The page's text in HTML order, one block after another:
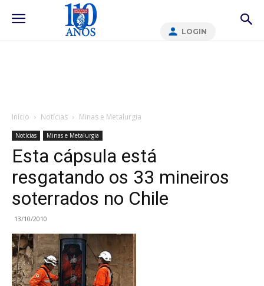
LOGIN
Início Notícias Minas e Metalurgia
Notícias Minas e Metalurgia
Esta cápsula está
resgatando os 33 mineiros
soterrados no Chile
13/10/2010